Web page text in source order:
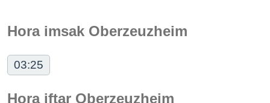
Hora imsak Oberzeuzheim
03:25
Hora iftar Oberzeuzheim